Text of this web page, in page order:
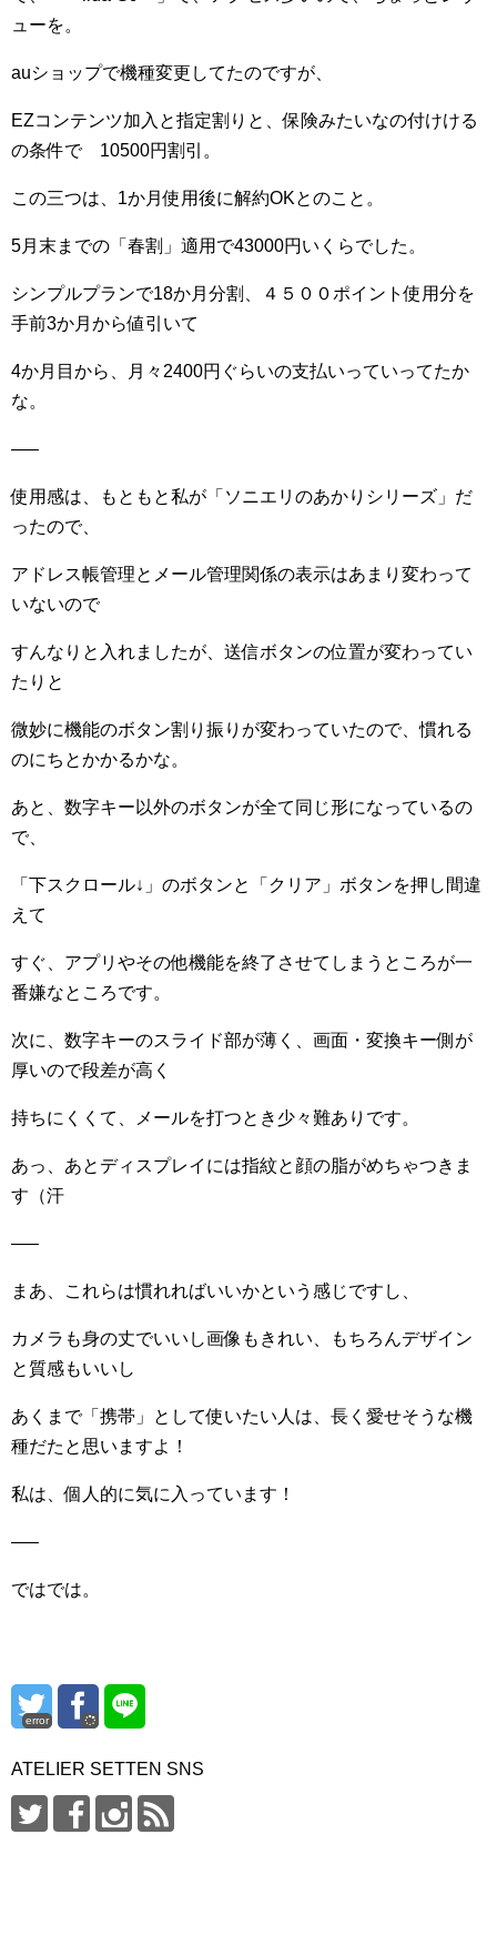
ューを。
auショップで機種変更してたのですが、
EZコンテンツ加入と指定割りと、保険みたいなの付けける
の条件で 10500円割引。
この三つは、1か月使用後に解約OKとのこと。
5月末までの「春割」適用で43000円いくらでした。
シンプルプランで18か月分割、４５００ポイント使用分を
手前3か月から値引いて
4か月目から、月々2400円ぐらいの支払いっていってたか
な。
—–
使用感は、もともと私が「ソニエリのあかりシリーズ」だ
ったので、
アドレス帳管理とメール管理関係の表示はあまり変わって
いないので
すんなりと入れましたが、送信ボタンの位置が変わってい
たりと
微妙に機能のボタン割り振りが変わっていたので、慣れる
のにちとかかるかな。
あと、数字キー以外のボタンが全て同じ形になっているの
で、
「下スクロール↓」のボタンと「クリア」ボタンを押し間違
えて
すぐ、アプリやその他機能を終了させてしまうところが一
番嫌なところです。
次に、数字キーのスライド部が薄く、画面・変換キー側が
厚いので段差が高く
持ちにくくて、メールを打つとき少々難ありです。
あっ、あとディスプレイには指紋と顔の脂がめちゃつきま
す（汗
—–
まあ、これらは慣れればいいかという感じですし、
カメラも身の丈でいいし画像もきれい、もちろんデザイン
と質感もいいし
あくまで「携帯」として使いたい人は、長く愛せそうな機
種だたと思いますよ！
私は、個人的に気に入っています！
—–
ではでは。
error
ATELIER SETTEN SNS